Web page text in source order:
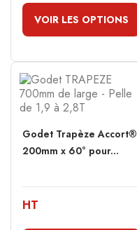
VOIR LES OPTIONS
Godet Trapèze Accort®
200mm x 60° pour...
HT